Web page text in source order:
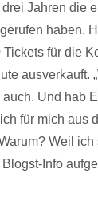
Jahren die
haben.
für die
ausverkauft.
Und hab
für mich aus
Weil ich
Info